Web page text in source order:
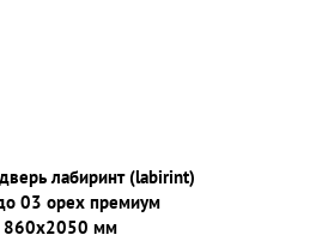
лабиринт (labirint)
03 орех премиум
860х2050 мм